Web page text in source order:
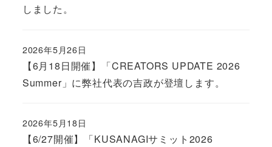
しました。
【6月18日開催】「CREATORS UPDATE 2026
Summer」に弊社代表の吉政が登壇します。
Published
2026年5月26日
【6/27開催】「KUSANAGIサミット2026
Published
2026年5月18日